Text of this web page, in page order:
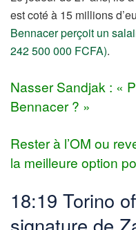
est coté à 15 millions
Bennacer perçoit un
242 500 000 FCFA).
Nasser Sandjak : «
Bennacer ? »
Rester à l’OM ou
la meilleure option
18:19 Torino
signature de